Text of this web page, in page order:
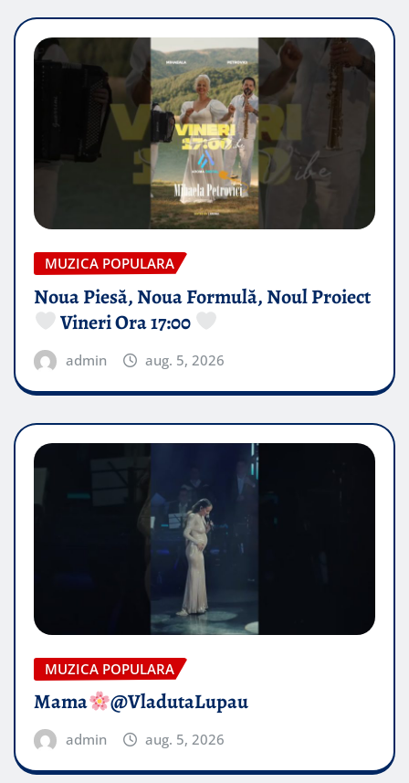
MUZICA POPULARA
Noua Piesă, Noua Formulă, Noul Proiect
Vineri Ora 17:00
admin aug. 5, 2026
MUZICA POPULARA
Mama @VladutaLupau
admin aug. 5, 2026